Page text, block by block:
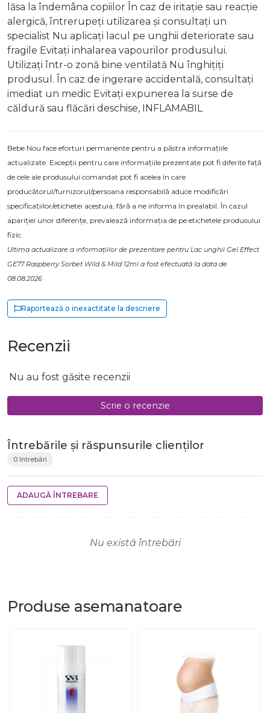
lăsa la îndemâna copiilor În caz de iritație sau reacție
alergică, întrerupeți utilizarea și consultați un
specialist Nu aplicați lacul pe unghii deteriorate sau
fragile Evitați inhalarea vapourilor produsului.
Utilizați într-o zonă bine ventilată Nu înghițiți
produsul. În caz de ingerare accidentală, consultați
imediat un medic Evitați expunerea la surse de
căldură sau flăcări deschise, INFLAMABIL
Bebe Nou face eforturi permanente pentru a păstra informațiile
actualizate. Excepții pentru care informațiile prezentate pot fi diferite față
de cele ale produsului comandat pot fi acelea în care
producătorul/furnizorul/persoana responsabilă aduce modificări
specificațiilor/etichetei acestuia, fără a ne informa în prealabil. În cazul
apariției unor diferențe, prevalează informația de pe etichetele produsului
fizic.
Ultima actualizare a informațiilor de prezentare pentru Lac unghii Gel Effect
GE77 Raspberry Sorbet Wild & Mild 12ml a fost efectuată la data de
08.08.2026
Raportează o inexactitate la descriere
Recenzii
Nu au fost găsite recenzii
Scrie o recenzie
Întrebările și răspunsurile clienților
0 întrebări
ADAUGĂ ÎNTREBARE
Nu există întrebări
Produse asemanatoare